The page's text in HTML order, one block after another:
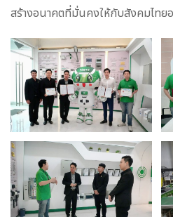
สร้างอนาคตที่มั่นคงให้กับสังคมไทย